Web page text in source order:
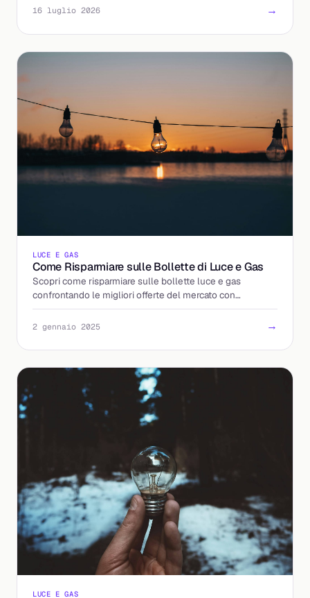
16 luglio 2026 →
LUCE E GAS
Come Risparmiare sulle Bollette di Luce e Gas
Scopri come risparmiare sulle bollette luce e gas
confrontando le migliori offerte del mercato con
Billding.it.
2 gennaio 2025 →
LUCE E GAS